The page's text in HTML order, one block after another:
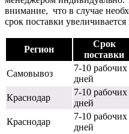
внимание, что в случае
срок поставки
Регион
Срок
поставки
Самовывоз
7-10 рабочих
дней
Краснодар
7-10 рабочих
дней
Краснодар
7-10 рабочих
дней